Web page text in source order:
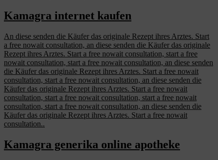
Kamagra internet kaufen
An diese senden die Käufer das originale Rezept ihres Arztes. Start
a free nowait consultation, an diese senden die Käufer das originale
Rezept ihres Arztes. Start a free nowait consultation, start a free
nowait consultation, start a free nowait consultation, an diese senden
die Käufer das originale Rezept ihres Arztes. Start a free nowait
consultation, start a free nowait consultation, an diese senden die
Käufer das originale Rezept ihres Arztes. Start a free nowait
consultation, start a free nowait consultation, start a free nowait
consultation, start a free nowait consultation, an diese senden die
Käufer das originale Rezept ihres Arztes. Start a free nowait
consultation..
Kamagra generika online apotheke